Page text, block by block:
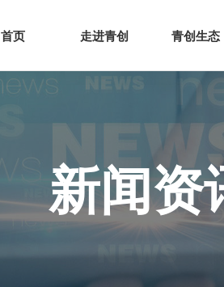
网站首页
首页 走进青创 青创生态
新闻资